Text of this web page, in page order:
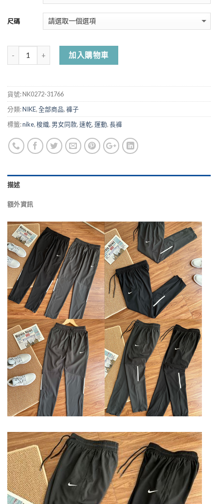
尺碼
加入購物車
貨號:NK0272-31766
分類:NIKE,全部商品,褲子
標籤:nike,梭織, 男女同款,速乾,運動,長褲
描述
額外資訊